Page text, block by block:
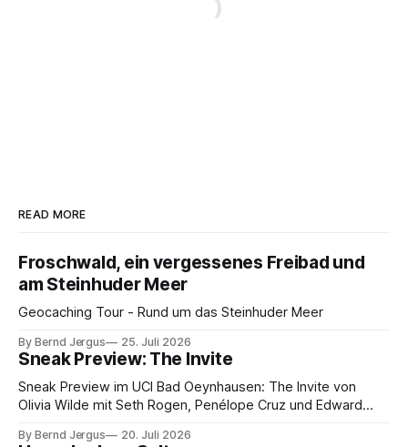
READ MORE
Froschwald, ein vergessenes Freibad und
am Steinhuder Meer
Geocaching Tour - Rund um das Steinhuder Meer
By Bernd Jergus 25. Juli 2026
Sneak Preview: The Invite
Sneak Preview im UCI Bad Oeynhausen: The Invite von
Olivia Wilde mit Seth Rogen, Penélope Cruz und Edward
By Bernd Jergus 20. Juli 2026